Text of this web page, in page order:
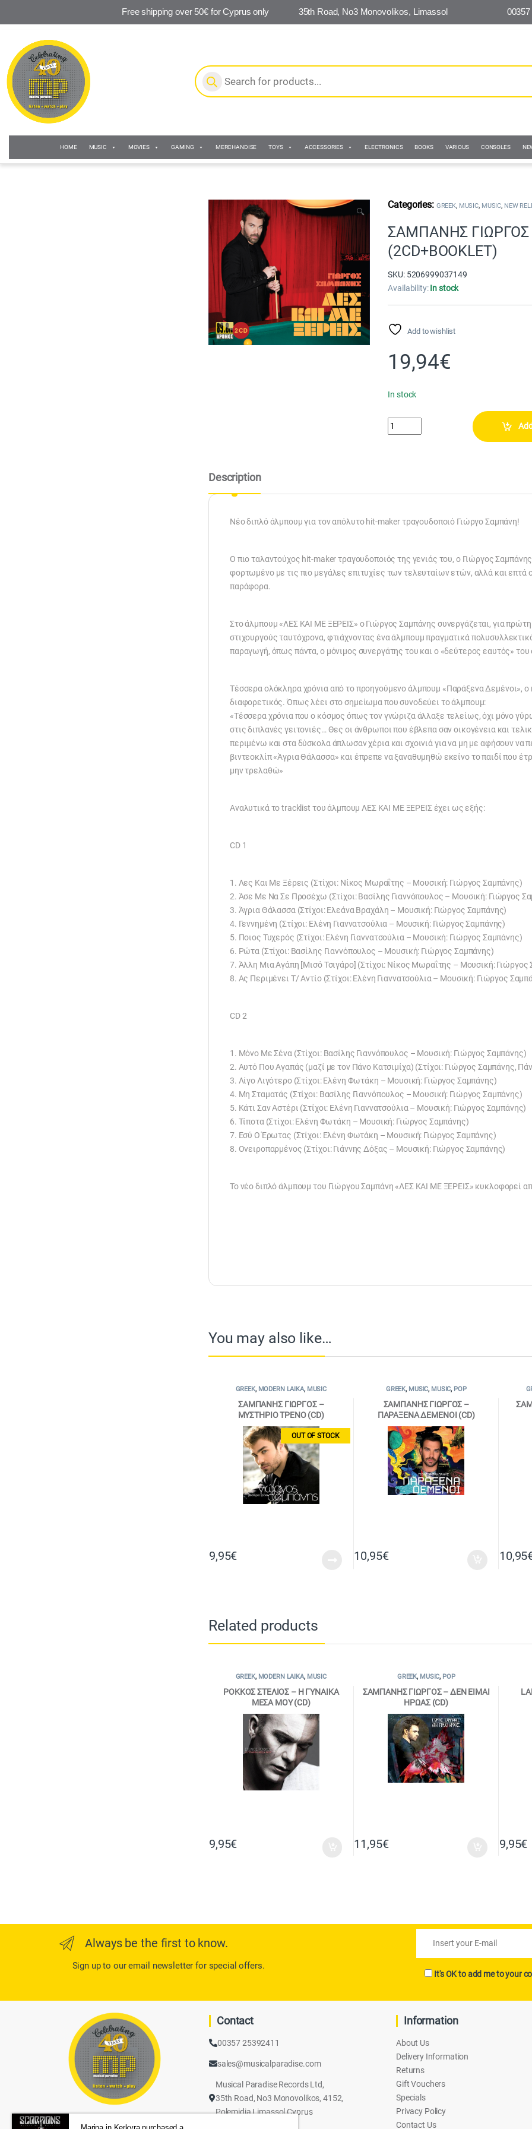
Free shipping over 50€ for Cyprus only 35th Road, No3 Monovolikos, Limassol 00357
Products search
HOME MUSIC MOVIES GAMING MERCHANDISE TOYS ACCESSORIES ELECTRONICS BOOKS VARIOUS CONSOLES
🔍
GREEK, MUSIC, MUSIC, NEW
ΣΑΜΠΑΝΗΣ ΓΙΩΡΓΟΣ
(2CD+BOOKLET)
SKU: 5206999037149
Availability:In stock
Add to wishlist
19,94€
In stock
ΣΑΜΠΑΝΗΣ ΓΙΩΡΓΟΣ - ΛΕΣ ΚΑΙ ΜΕ
Description
Νέο διπλό άλμπουμ για τον απόλυτο hit-maker τραγουδοποιό Γιώργο Σαμπάνη!
Ο πιο ταλαντούχος hit-maker τραγουδοποιός της γενιάς του, ο Γιώργος
φορτωμένο με τις πιο μεγάλες επιτυχίες των τελευταίων ετών, αλλά και επτά
παράφορα.
Στο άλμπουμ «ΛΕΣ ΚΑΙ ΜΕ ΞΕΡΕΙΣ» ο Γιώργος Σαμπάνης συνεργάζεται, για
στιχουργούς ταυτόχρονα, φτιάχνοντας ένα άλμπουμ πραγματικά
παραγωγή, όπως πάντα, ο μόνιμος συνεργάτης του και ο «δεύτερος εαυτός»
Τέσσερα ολόκληρα χρόνια από το προηγούμενο άλμπουμ «Παράξενα Δεμένοι», ο
διαφορετικός. Όπως λέει στο σημείωμα που συνοδεύει το άλμπουμ:
«Τέσσερα χρόνια που ο κόσμος όπως τον γνώριζα άλλαξε τελείως, όχι μόνο
στις διπλανές γειτονιές… Θες οι άνθρωποι που έβλεπα σαν οικογένεια και
περιμένω και στα δύσκολα άπλωσαν χέρια και σχοινιά για να μη με αφήσουν
βιντεοκλίπ «Άγρια Θάλασσα» και έπρεπε να ξαναθυμηθώ εκείνο το παιδί που
μην τρελαθώ»
Αναλυτικά το tracklist του άλμπουμ ΛΕΣ ΚΑΙ ΜΕ ΞΕΡΕΙΣ έχει ως εξής:
CD 1
1. Λες Και Με Ξέρεις (Στίχοι: Νίκος Μωραΐτης – Μουσική: Γιώργος Σαμπάνης)
2. Άσε Με Να Σε Προσέχω (Στίχοι: Βασίλης Γιαννόπουλος – Μουσική: Γιώργος
3. Άγρια Θάλασσα (Στίχοι: Ελεάνα Βραχάλη – Μουσική: Γιώργος Σαμπάνης)
4. Γεννημένη (Στίχοι: Ελένη Γιαννατσούλια – Μουσική: Γιώργος Σαμπάνης)
5. Ποιος Τυχερός (Στίχοι: Ελένη Γιαννατσούλια – Μουσική: Γιώργος Σαμπάνης)
6. Ρώτα (Στίχοι: Βασίλης Γιαννόπουλος – Μουσική: Γιώργος Σαμπάνης)
7. Άλλη Μια Αγάπη [Μισό Τσιγάρο] (Στίχοι: Νίκος Μωραΐτης – Μουσική: Γιώργος
8. Ας Περιμένει Τ/ Αντίο (Στίχοι: Ελένη Γιαννατσούλια – Μουσική: Γιώργος
CD 2
1. Μόνο Με Σένα (Στίχοι: Βασίλης Γιαννόπουλος – Μουσική: Γιώργος Σαμπάνης)
2. Αυτό Που Αγαπάς (μαζί με τον Πάνο Κατσιμίχα) (Στίχοι: Γιώργος Σαμπάνης,
3. Λίγο Λιγότερο (Στίχοι: Ελένη Φωτάκη – Μουσική: Γιώργος Σαμπάνης)
4. Μη Σταματάς (Στίχοι: Βασίλης Γιαννόπουλος – Μουσική: Γιώργος Σαμπάνης)
5. Κάτι Σαν Αστέρι (Στίχοι: Ελένη Γιαννατσούλια – Μουσική: Γιώργος Σαμπάνης)
6. Τίποτα (Στίχοι: Ελένη Φωτάκη – Μουσική: Γιώργος Σαμπάνης)
7. Εσύ Ο Έρωτας (Στίχοι: Ελένη Φωτάκη – Μουσική: Γιώργος Σαμπάνης)
8. Ονειροπαρμένος (Στίχοι: Γιάννης Δόξας – Μουσική: Γιώργος Σαμπάνης)
Το νέο διπλό άλμπουμ του Γιώργου Σαμπάνη «ΛΕΣ ΚΑΙ ΜΕ ΞΕΡΕΙΣ» κυκλοφορεί
You may also like…
OUT OF STOCK
GREEK, MODERN LAIKA, MUSIC
ΣΑΜΠΑΝΗΣ ΓΙΩΡΓΟΣ –
ΜΥΣΤΗΡΙΟ ΤΡΕΝΟ (CD)
9,95€
GREEK, MUSIC, MUSIC, POP
ΣΑΜΠΑΝΗΣ ΓΙΩΡΓΟΣ –
ΠΑΡΑΞΕΝΑ ΔΕΜΕΝΟΙ (CD)
10,95€ 10,95
Related products
GREEK, MODERN LAIKA, MUSIC
ΡΟΚΚΟΣ ΣΤΕΛΙΟΣ – Η ΓΥΝΑΙΚΑ
ΜΕΣΑ ΜΟΥ (CD)
9,95€
GREEK, MUSIC, POP
ΣΑΜΠΑΝΗΣ ΓΙΩΡΓΟΣ – ΔΕΝ ΕΙΜΑΙ
ΗΡΩΑΣ (CD)
11,95€ 9,95€
Always be the first to know.
Sign up to our email newsletter for special offers.
It's OK to add me to your
Contact
00357 25392411
sales@musicalparadise.com
Musical Paradise Records Ltd,
35th Road, No3 Monovolikos, 4152,
Polemidia Limassol Cyprus
Information
About Us
Delivery Information
Returns
Gift Vouchers
Specials
Privacy Policy
Contact Us